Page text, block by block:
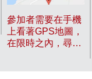
參加者需要在手機
上看著GPS地圖，
在限時之內，尋找